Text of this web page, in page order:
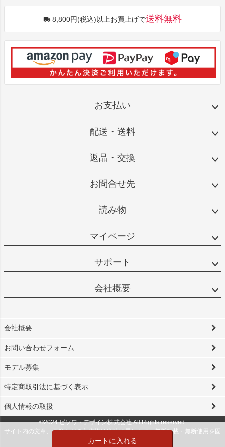
カートに入れる
8,800円(税込)以上お買上げで送料無料
お支払い
配送・送料
返品・交換
お問合せ先
読み物
マイページ
サポート
会社概要
会社概要
お問い合わせフォーム
モデル募集
特定商取引法に基づく表示
個人情報の取扱
©2024 ビソワ・デザイン株式会社 All Rights reserved.
サイト内の文章、画像などの著作物は当社に属します。無断転載・無断使用を固
く禁じます。